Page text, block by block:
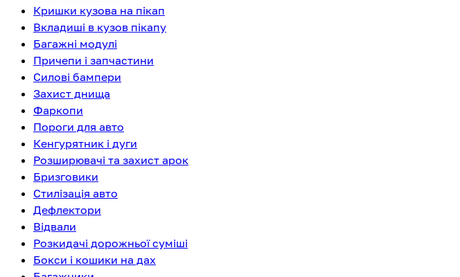
Кришки кузова на пікап
Вкладиші в кузов пікапу
Багажні модулі
Причепи і запчастини
Силові бампери
Захист днища
Фаркопи
Пороги для авто
Кенгурятник і дуги
Розширювачі та захист арок
Бризговики
Стилізація авто
Дефлектори
Відвали
Розкидачі дорожньої суміші
Бокси і кошики на дах